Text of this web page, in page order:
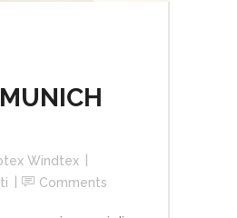
Windtex
Comments